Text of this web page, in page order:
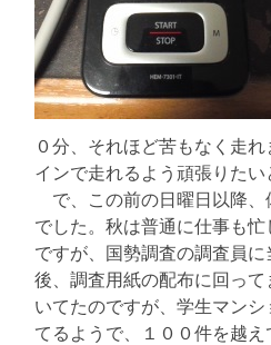
０分、それほど苦もなく走
インで走れるよう頑張りたい
で、この前の日曜日以降、
でした。秋は普通に仕事も
ですが、国勢調査の調査員
後、調査用紙の配布に回っ
いてたのですが、学生マンシ
てるようで、１００件を越